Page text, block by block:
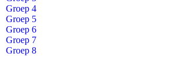
Groep 4
Groep 5
Groep 6
Groep 7
Groep 8